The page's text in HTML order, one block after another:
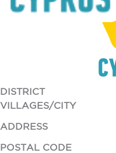
DISTRICT
VILLAGES/CITY
ADDRESS
POSTAL CODE